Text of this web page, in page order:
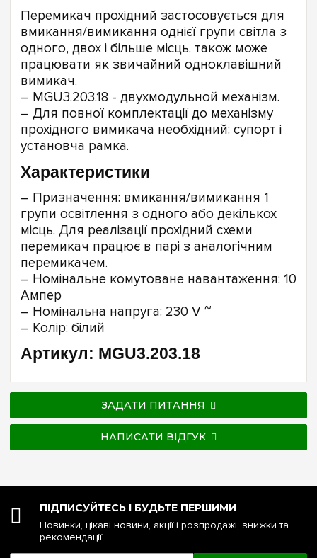
Перемикач прохідний застосовується для
вмикання/вимикання однієї групи світла з
одного, двох і більше місць. також може
працювати як звичайний одноклавішний
вимикач.
– MGU3.203.18 - двухмодульной механізм.
– Для повної комплектації до механізму
прохідного вимикача необхідний: супорт і
установча рамка.
Характеристики
– Призначення: вмикання/вимикання 1
групи освітлення з одного або декількох
місць. Для реалізації прохідний схеми
перемикач працює в парі з аналогічним
перемикачем.
– Номінальне комутоване навантаження: 10
Ампер
– Номінальна напруга: 230 V ~
– Колір: білий
Артикул: MGU3.203.18
ЗАДАТИ ПИТАННЯ
НАПИСАТИ ВІДГУК
ПІДПИСУЙТЕСЬ І БУДЬТЕ ПЕРШИМИ
Новинки, цікаві новини, акції і розпродажі, знижки та
рекомендації